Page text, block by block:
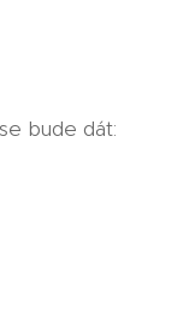
bude dát: